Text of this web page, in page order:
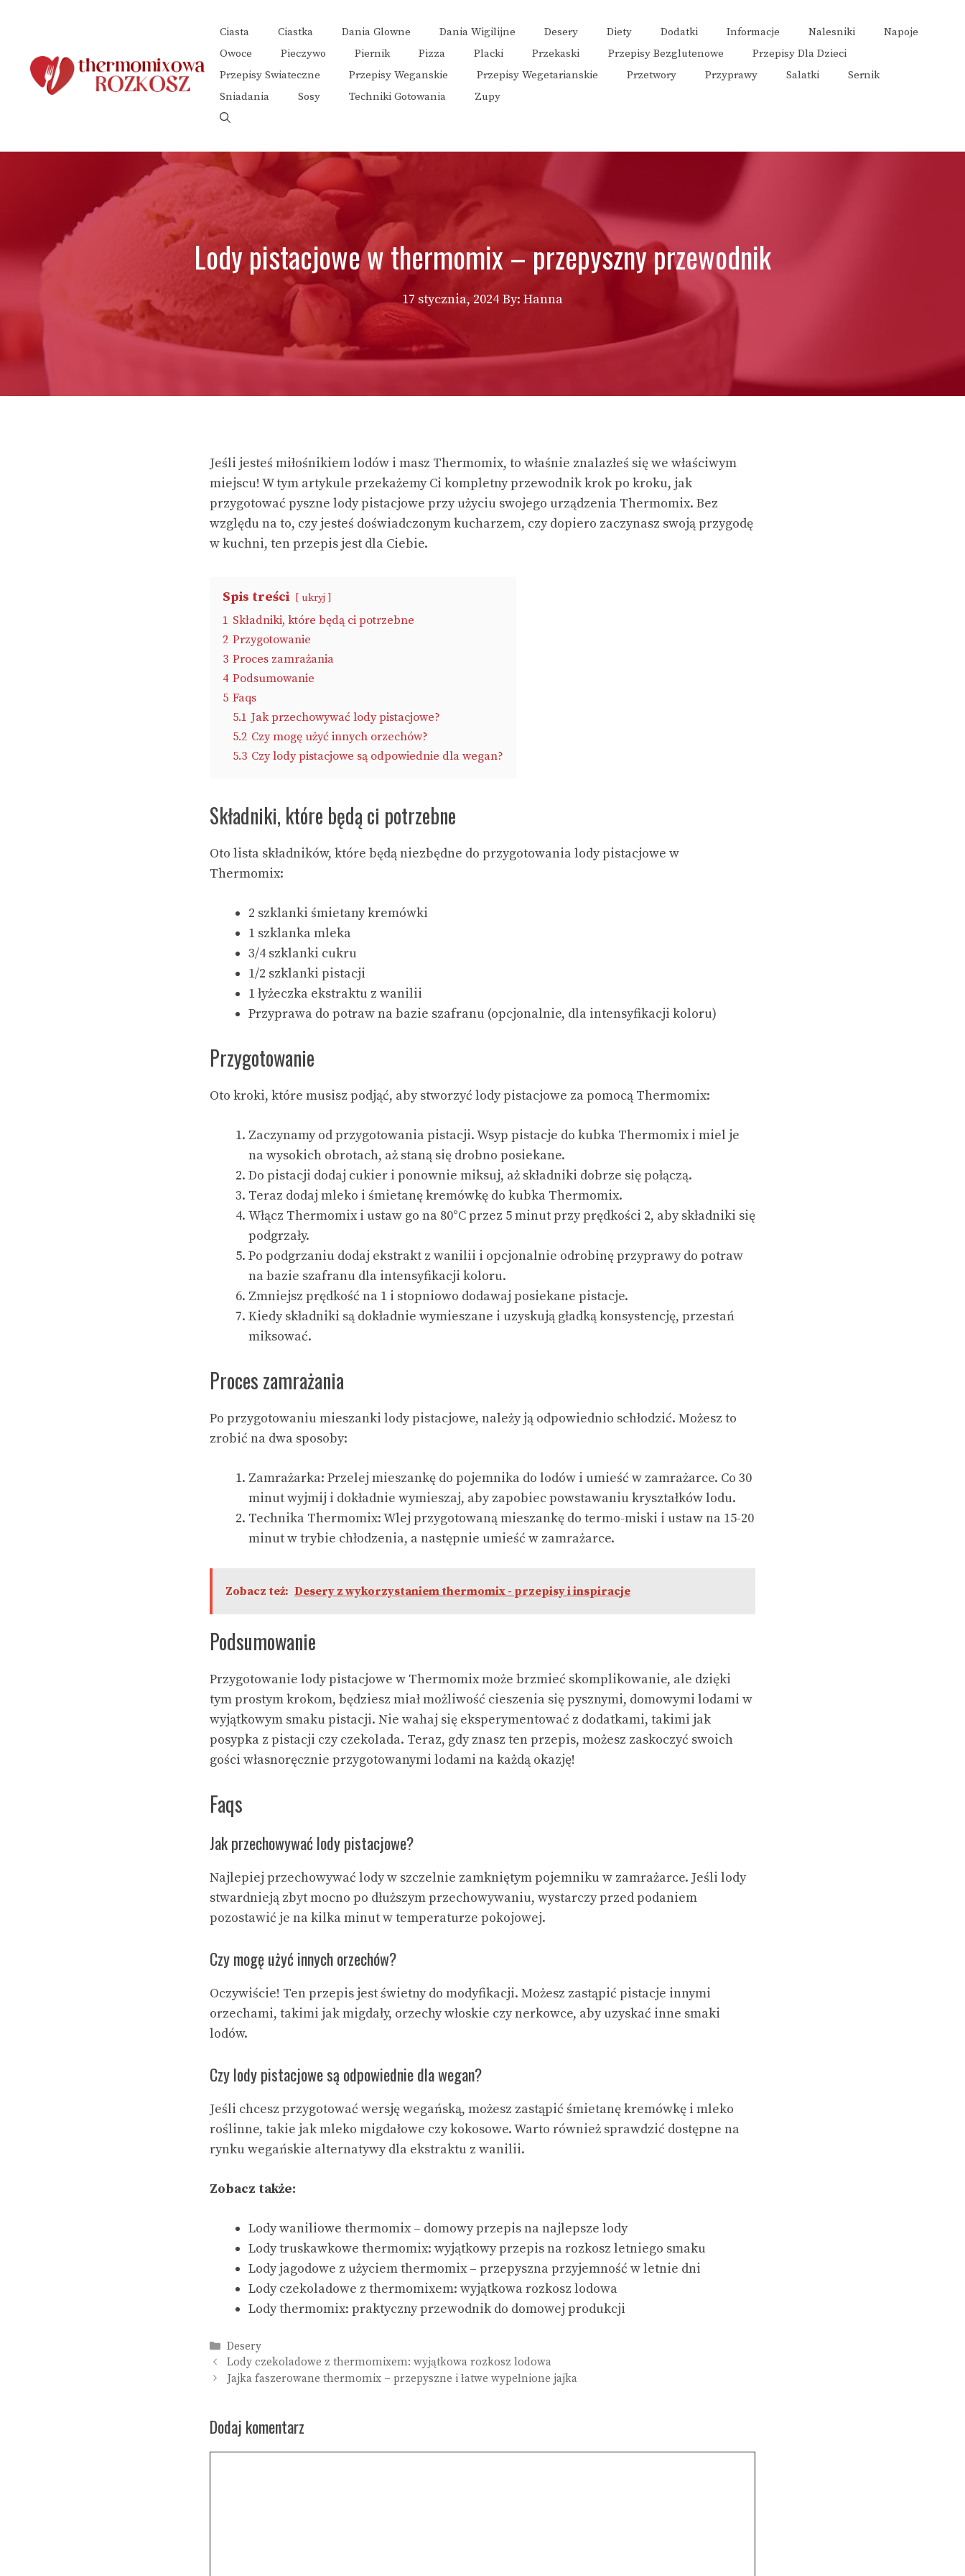
Ciasta Ciastka Dania Glowne Dania Wigilijne Desery Diety Dodatki Informacje Nalesniki
Napoje
Owoce
Pieczywo Piernik Pizza Placki Przekaski Przepisy Bezglutenowe
Przepisy Dla Dzieci
Przepisy Swiateczne
Przepisy Weganskie Przepisy Wegetarianskie Przetwory Przyprawy Salatki
Sernik
Sniadania
Sosy Techniki Gotowania Zupy
Lody pistacjowe w thermomix – przepyszny przewodnik
17 stycznia, 2024 By: Hanna
Jeśli jesteś miłośnikiem lodów i masz Thermomix, to właśnie znalazłeś się we właściwym
miejscu! W tym artykule przekażemy Ci kompletny przewodnik krok po kroku, jak
przygotować pyszne lody pistacjowe przy użyciu swojego urządzenia Thermomix. Bez
względu na to, czy jesteś doświadczonym kucharzem, czy dopiero zaczynasz swoją przygodę
w kuchni, ten przepis jest dla Ciebie.
Spis treści ukryj
1 Składniki, które będą ci potrzebne
2 Przygotowanie
3 Proces zamrażania
4 Podsumowanie
5 Faqs
5.1 Jak przechowywać lody pistacjowe?
5.2 Czy mogę użyć innych orzechów?
5.3 Czy lody pistacjowe są odpowiednie dla wegan?
Składniki, które będą ci potrzebne
Oto lista składników, które będą niezbędne do przygotowania lody pistacjowe w
Thermomix:
2 szklanki śmietany kremówki
1 szklanka mleka
3/4 szklanki cukru
1/2 szklanki pistacji
1 łyżeczka ekstraktu z wanilii
Przyprawa do potraw na bazie szafranu (opcjonalnie, dla intensyfikacji koloru)
Przygotowanie
Oto kroki, które musisz podjąć, aby stworzyć lody pistacjowe za pomocą Thermomix:
Zaczynamy od przygotowania pistacji. Wsyp pistacje do kubka Thermomix i miel je
na wysokich obrotach, aż staną się drobno posiekane.
Do pistacji dodaj cukier i ponownie miksuj, aż składniki dobrze się połączą.
Teraz dodaj mleko i śmietanę kremówkę do kubka Thermomix.
Włącz Thermomix i ustaw go na 80°C przez 5 minut przy prędkości 2, aby składniki się
podgrzały.
Po podgrzaniu dodaj ekstrakt z wanilii i opcjonalnie odrobinę przyprawy do potraw
na bazie szafranu dla intensyfikacji koloru.
Zmniejsz prędkość na 1 i stopniowo dodawaj posiekane pistacje.
Kiedy składniki są dokładnie wymieszane i uzyskują gładką konsystencję, przestań
miksować.
Proces zamrażania
Po przygotowaniu mieszanki lody pistacjowe, należy ją odpowiednio schłodzić. Możesz to
zrobić na dwa sposoby:
Zamrażarka: Przelej mieszankę do pojemnika do lodów i umieść w zamrażarce. Co 30
minut wyjmij i dokładnie wymieszaj, aby zapobiec powstawaniu kryształków lodu.
Technika Thermomix: Wlej przygotowaną mieszankę do termo-miski i ustaw na 15-20
minut w trybie chłodzenia, a następnie umieść w zamrażarce.
Zobacz też: Desery z wykorzystaniem thermomix - przepisy i inspiracje
Podsumowanie
Przygotowanie lody pistacjowe w Thermomix może brzmieć skomplikowanie, ale dzięki
tym prostym krokom, będziesz miał możliwość cieszenia się pysznymi, domowymi lodami w
wyjątkowym smaku pistacji. Nie wahaj się eksperymentować z dodatkami, takimi jak
posypka z pistacji czy czekolada. Teraz, gdy znasz ten przepis, możesz zaskoczyć swoich
gości własnoręcznie przygotowanymi lodami na każdą okazję!
Faqs
Jak przechowywać lody pistacjowe?
Najlepiej przechowywać lody w szczelnie zamkniętym pojemniku w zamrażarce. Jeśli lody
stwardnieją zbyt mocno po dłuższym przechowywaniu, wystarczy przed podaniem
pozostawić je na kilka minut w temperaturze pokojowej.
Czy mogę użyć innych orzechów?
Oczywiście! Ten przepis jest świetny do modyfikacji. Możesz zastąpić pistacje innymi
orzechami, takimi jak migdały, orzechy włoskie czy nerkowce, aby uzyskać inne smaki
lodów.
Czy lody pistacjowe są odpowiednie dla wegan?
Jeśli chcesz przygotować wersję wegańską, możesz zastąpić śmietanę kremówkę i mleko
roślinne, takie jak mleko migdałowe czy kokosowe. Warto również sprawdzić dostępne na
rynku wegańskie alternatywy dla ekstraktu z wanilii.
Zobacz także:
Lody waniliowe thermomix – domowy przepis na najlepsze lody
Lody truskawkowe thermomix: wyjątkowy przepis na rozkosz letniego smaku
Lody jagodowe z użyciem thermomix – przepyszna przyjemność w letnie dni
Lody czekoladowe z thermomixem: wyjątkowa rozkosz lodowa
Lody thermomix: praktyczny przewodnik do domowej produkcji
Kategorie
Desery
Lody czekoladowe z thermomixem: wyjątkowa rozkosz lodowa
Jajka faszerowane thermomix – przepyszne i łatwe wypełnione jajka
Dodaj komentarz